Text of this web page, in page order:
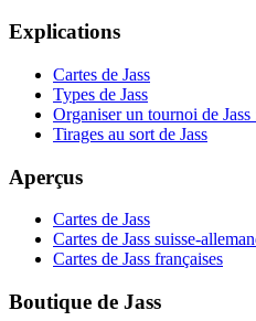
Explications
Cartes de Jass
Types de Jass
Organiser un tournoi de
Tirages au sort de Jass
Aperçus
Cartes de Jass
Cartes de Jass suisse-
Cartes de Jass françaises
Boutique de Jass